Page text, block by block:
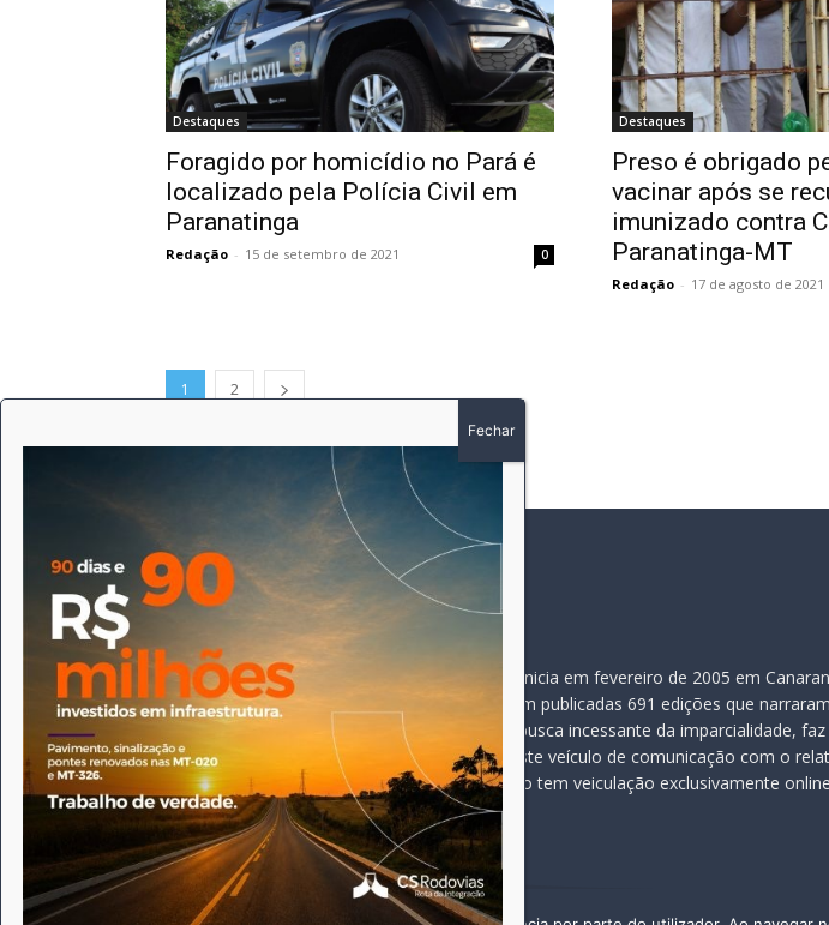
Destaques
Foragido por homicídio no Pará é
localizado pela Polícia Civil em
Paranatinga
Redação - 15 de setembro de 2021 0
Destaques
Preso é obrigado
vacinar após se
imunizado contra
Paranatinga-MT
Redação - 17 de agosto de 2021
1 2
SIGA-NOS
Expediente
opioneiroj@gmail.com
SOBRE
A história do Pioneiro inicia em fevereiro de 2005 em
Durante 15 anos, foram publicadas 691 edições que
pautado sempre pela busca incessante da imparcialidade,
comprometimento deste veículo de comunicação com o
jornal, que desde então tem veiculação exclusivamente